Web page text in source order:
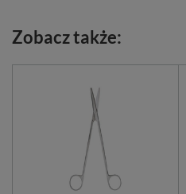
Zobacz także: